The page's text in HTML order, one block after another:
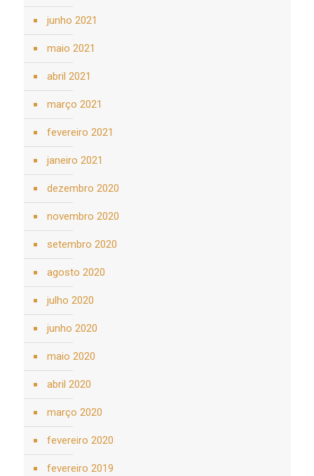
junho 2021
maio 2021
abril 2021
março 2021
fevereiro 2021
janeiro 2021
dezembro 2020
novembro 2020
setembro 2020
agosto 2020
julho 2020
junho 2020
maio 2020
abril 2020
março 2020
fevereiro 2020
fevereiro 2019